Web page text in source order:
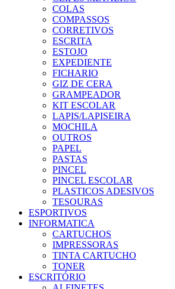
COLAS
COMPASSOS
CORRETIVOS
ESCRITA
ESTOJO
EXPEDIENTE
FICHARIO
GIZ DE CERA
GRAMPEADOR
KIT ESCOLAR
LAPIS/LAPISEIRA
MOCHILA
OUTROS
PAPEL
PASTAS
PINCEL
PINCEL ESCOLAR
PLASTICOS ADESIVOS
TESOURAS
ESPORTIVOS
INFORMATICA
CARTUCHOS
IMPRESSORAS
TINTA CARTUCHO
TONER
ESCRITÓRIO